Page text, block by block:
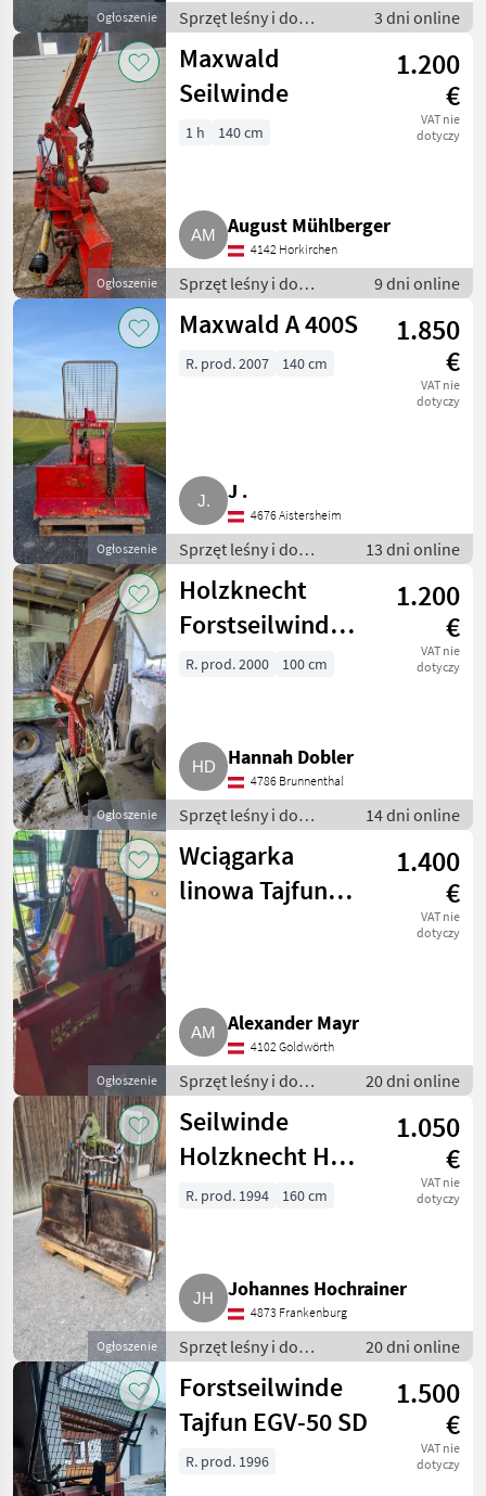
Ogłoszenie
Sprzęt leśny i do
obróbki drewna /
Wciągarki linowe
3 dni online
Ogłoszenie
Maxwald
Seilwinde
1.200
€
VAT nie
dotyczy
1 h 140 cm
August Mühlberger
4142 Horkirchen
Sprzęt leśny i do
obróbki drewna /
Wciągarki linowe
9 dni online
Ogłoszenie
Maxwald A 400S
1.850
€
VAT nie
dotyczy
R. prod. 2007 140 cm
J .
4676 Aistersheim
Sprzęt leśny i do
obróbki drewna /
Wciągarki linowe
13 dni online
Ogłoszenie
Holzknecht
Forstseilwinde
HS 135
1.200
€
VAT nie
dotyczy
R. prod. 2000 100 cm
Hannah Dobler
4786 Brunnenthal
Sprzęt leśny i do
obróbki drewna /
Wciągarki linowe
14 dni online
Ogłoszenie
Wciągarka
linowa Tajfun
1.400
€
VAT nie
dotyczy
Alexander Mayr
4102 Goldwörth
Sprzęt leśny i do
obróbki drewna /
Wciągarki linowe
20 dni online
Ogłoszenie
Seilwinde
Holzknecht HS
304 S
1.050
€
VAT nie
dotyczy
R. prod. 1994 160 cm
Johannes Hochrainer
4873 Frankenburg
Sprzęt leśny i do
obróbki drewna /
Wciągarki linowe
20 dni online
Forstseilwinde
Tajfun EGV-50 SD
1.500
€
VAT nie
dotyczy
R. prod. 1996